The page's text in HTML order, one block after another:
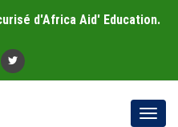
d'Africa Aid' Education.